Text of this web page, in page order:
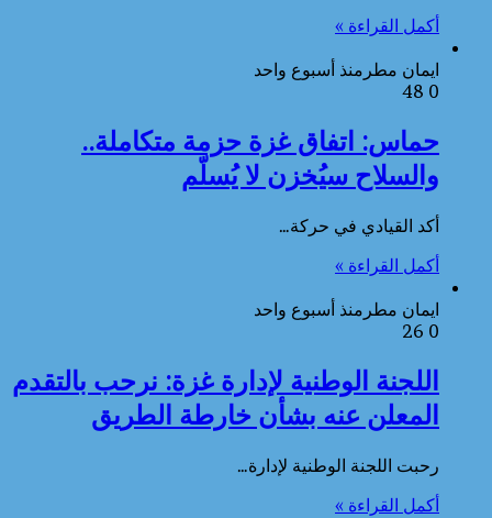
أكمل القراءة »
ايمان مطر منذ أسبوع واحد
0
حماس: اتفاق غزة حزمة متكاملة..
والسلاح سيُخزن لا يُسلّم
أكد القيادي في حركة…
أكمل القراءة »
ايمان مطر منذ أسبوع واحد
0
اللجنة الوطنية لإدارة غزة: نرحب بالتقدم
المعلن عنه بشأن خارطة الطريق
رحبت اللجنة الوطنية لإدارة…
أكمل القراءة »